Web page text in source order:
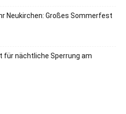
Neukirchen: Großes Sommerfest
für nächtliche Sperrung am